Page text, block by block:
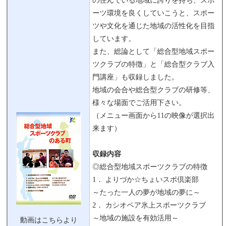
動画はこちらより
ーツ環境を良くしていこうと、スポー
ツや文化を通じた地域の活性化を目指
しています。
また、総論として「総合型地域スポー
ツクラブの特徴」と「総合型クラブ入
門講座」も収録しました。
地域の会合や総合型クラブの研修等、
様々な場面でご活用下さい。
（メニュー画面から11の映像が選択出
来ます）
収録内容
◎総合型地域スポーツクラブの特徴
1． よりづか☆ちょいスポ倶楽部
～たった一人の夢が地域の夢に～
2． カシオペア氷上スポーツクラブ
～地域の施設を有効活用～